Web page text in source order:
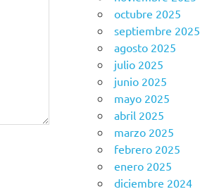
octubre 2025
septiembre 2025
agosto 2025
julio 2025
junio 2025
mayo 2025
abril 2025
marzo 2025
febrero 2025
enero 2025
diciembre 2024